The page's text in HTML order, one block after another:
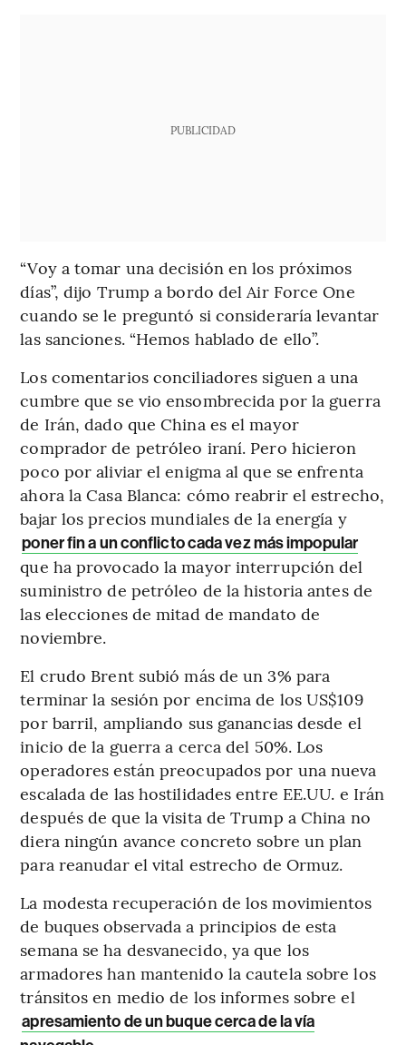
PUBLICIDAD
“Voy a tomar una decisión en los próximos
días”, dijo Trump a bordo del Air Force One
cuando se le preguntó si consideraría levantar
las sanciones. “Hemos hablado de ello”.
Los comentarios conciliadores siguen a una
cumbre que se vio ensombrecida por la guerra
de Irán, dado que China es el mayor
comprador de petróleo iraní. Pero hicieron
poco por aliviar el enigma al que se enfrenta
ahora la Casa Blanca: cómo reabrir el estrecho,
bajar los precios mundiales de la energía y
poner fin a un conflicto cada vez más impopular
que ha provocado la mayor interrupción del
suministro de petróleo de la historia antes de
las elecciones de mitad de mandato de
noviembre.
El crudo Brent subió más de un 3% para
terminar la sesión por encima de los US$109
por barril, ampliando sus ganancias desde el
inicio de la guerra a cerca del 50%. Los
operadores están preocupados por una nueva
escalada de las hostilidades entre EE.UU. e Irán
después de que la visita de Trump a China no
diera ningún avance concreto sobre un plan
para reanudar el vital estrecho de Ormuz.
La modesta recuperación de los movimientos
de buques observada a principios de esta
semana se ha desvanecido, ya que los
armadores han mantenido la cautela sobre los
tránsitos en medio de los informes sobre el
apresamiento de un buque cerca de la vía